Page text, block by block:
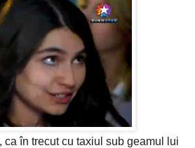
ca în trecut cu taxiul sub geamul lui